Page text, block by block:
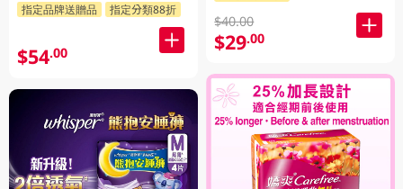
指定品牌送贈品 指定分類88折
$54.00
$40.00
$29.00